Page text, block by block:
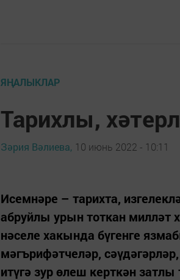
ЯҢАЛЫКЛАР
Тарихлы,
Зәрия Вәлиева, 10 июнь 2022 - 10:11
Исемнәре – тарихта,
абруйлы урын тоткан милләт
нәселе хакында бүгенге
мәгърифәтчеләр,
итүгә зур өлеш керткән